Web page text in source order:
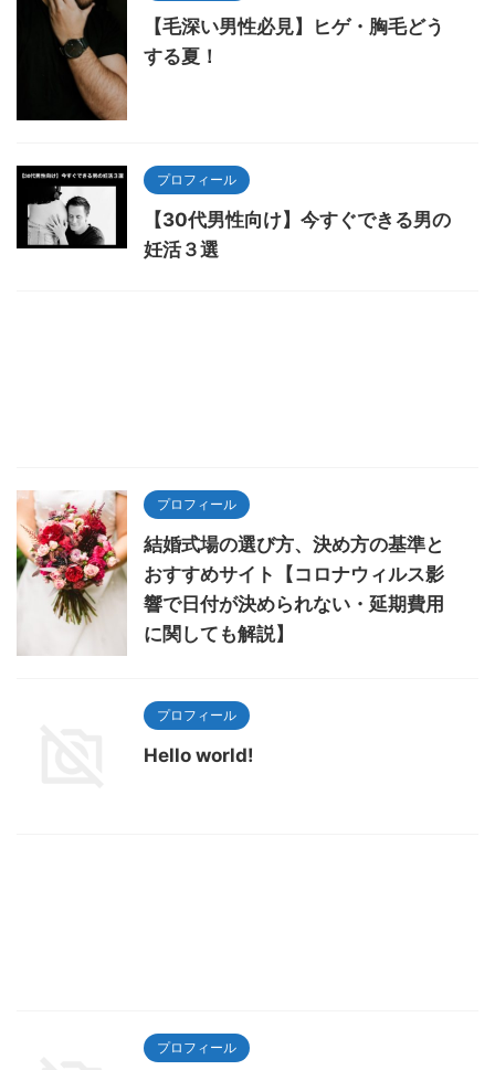
【毛深い男性必見】ヒゲ・胸毛どう
する夏！
プロフィール
【30代男性向け】今すぐできる男の
妊活３選
プロフィール
結婚式場の選び方、決め方の基準と
おすすめサイト【コロナウィルス影
響で日付が決められない・延期費用
に関しても解説】
プロフィール
Hello world!
プロフィール